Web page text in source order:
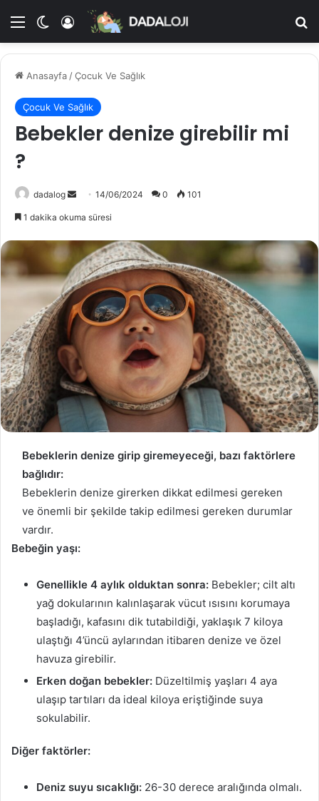
Menü Dış görünümü değiştir
Kayıt Ol
Anasayfa /Çocuk Ve Sağlık
Çocuk Ve Sağlık
Bebekler denize girebilir mi
?
dadalog
-
p
s
a
g
ö
n
e
r
14/06/2024 0 101
1 dakika okuma süresi
Bebeklerin denize girip giremeyeceği, bazı faktörlere
bağlıdır:
Bebeklerin denize girerken dikkat edilmesi gereken
ve önemli bir şekilde takip edilmesi gereken durumlar
vardır.
Bebeğin yaşı:
Genellikle 4 aylık olduktan sonra: Bebekler; cilt altı
yağ dokularının kalınlaşarak vücut ısısını korumaya
başladığı, kafasını dik tutabildiği, yaklaşık 7 kiloya
ulaştığı 4’üncü aylarından itibaren denize ve özel
havuza girebilir.
Erken doğan bebekler: Düzeltilmiş yaşları 4 aya
ulaşıp tartıları da ideal kiloya eriştiğinde suya
sokulabilir.
Diğer faktörler:
Deniz suyu sıcaklığı: 26-30 derece aralığında olmalı.